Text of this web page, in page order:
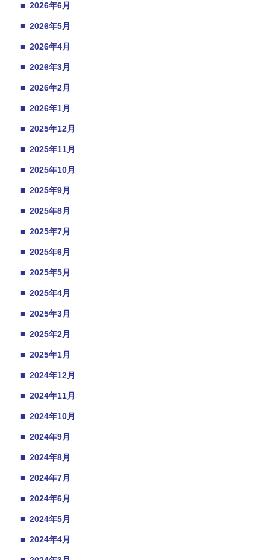
■ 2026年6月
■ 2026年5月
■ 2026年4月
■ 2026年3月
■ 2026年2月
■ 2026年1月
■ 2025年12月
■ 2025年11月
■ 2025年10月
■ 2025年9月
■ 2025年8月
■ 2025年7月
■ 2025年6月
■ 2025年5月
■ 2025年4月
■ 2025年3月
■ 2025年2月
■ 2025年1月
■ 2024年12月
■ 2024年11月
■ 2024年10月
■ 2024年9月
■ 2024年8月
■ 2024年7月
■ 2024年6月
■ 2024年5月
■ 2024年4月